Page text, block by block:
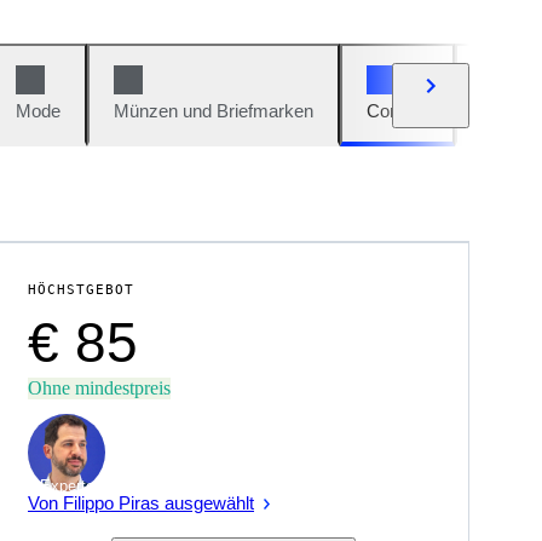
Mode Münzen und Briefmarken Comics
HÖCHSTGEBOT
€ 85
Ohne mindestpreis
Experte
Von Filippo Piras ausgewählt